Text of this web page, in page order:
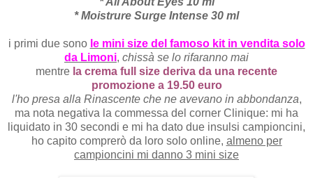
* Moistrure Surge Intense 30 ml
i primi due sono le mini size del famoso kit in vendita solo
da Limoni, chissà se lo rifaranno mai
mentre la crema full size deriva da una recente
promozione a 19.50 euro
l'ho presa alla Rinascente che ne avevano in abbondanza,
ma nota negativa la commessa del corner Clinique: mi ha
liquidato in 30 secondi e mi ha dato due insulsi campioncini,
ho capito comprerò da loro solo online, almeno per
campioncini mi danno 3 mini size